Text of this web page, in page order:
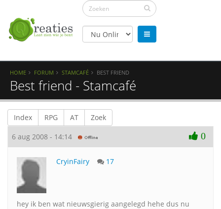
HOME FORUM STAMCAFÉ BEST FRIEND
Best friend - Stamcafé
Index RPG AT Zoek
6 aug 2008 - 14:14 0
CryinFairy 17
hey ik ben wat nieuwsgierig aangelegd hehe dus nu